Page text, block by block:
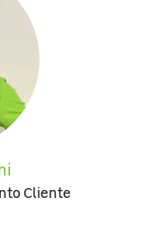
Cliente